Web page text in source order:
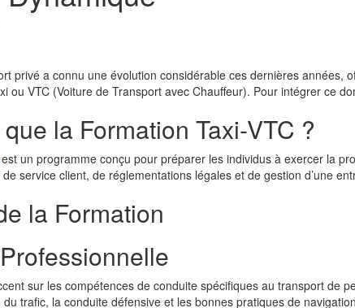
privé a connu une évolution considérable ces dernières
ou VTC (Voiture de Transport avec Chauffeur). Pour intégrer ce
que la Formation Taxi-VTC ?
est un programme conçu pour préparer les individus à exercer la
service client, de réglementations légales et de gestion d’une
la Formation
sur les compétences de conduite spécifiques au transport de
trafic, la conduite défensive et les bonnes pratiques de